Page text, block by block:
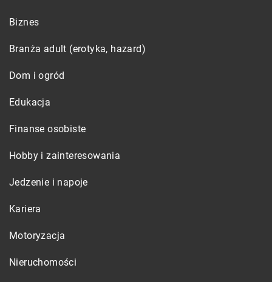
Biznes
Branża adult (erotyka, hazard)
Dom i ogród
Edukacja
Finanse osobiste
Hobby i zainteresowania
Jedzenie i napoje
Kariera
Motoryzacja
Nieruchomości